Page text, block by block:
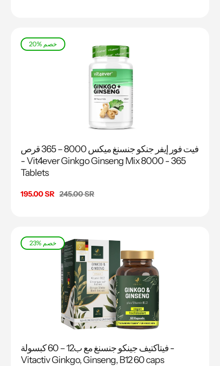
20% خصم
فيت فور إيفر جنكو جنسنغ ميكس 8000 – 365 قرص
- Vit4ever Ginkgo Ginseng Mix 8000 - 365
Tablets
سعر
195.00 SR السعر
245.00 SR
23% خصم
فيتاكتيف جينكو جنسنغ مع ب12 – 60 كبسولة -
Vitactiv Ginkgo, Ginseng, B12 60 caps